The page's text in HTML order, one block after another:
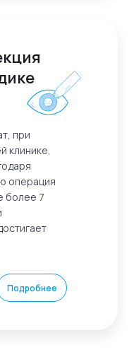
при
клинике,
операция
более 7
Подробнее